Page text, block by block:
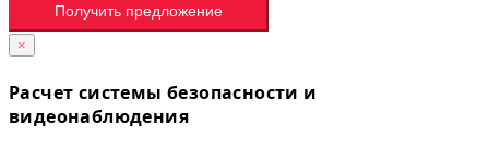
Получить предложение
×
Расчет системы безопасности и
видеонаблюдения